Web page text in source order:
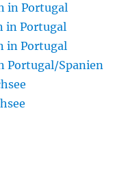
in Portugal
in Portugal
in Portugal
Portugal/Spanien